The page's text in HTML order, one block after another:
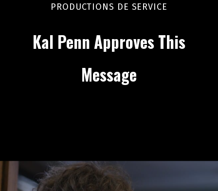
PRODUCTIONS DE SERVICE
Kal Penn Approves This
Message